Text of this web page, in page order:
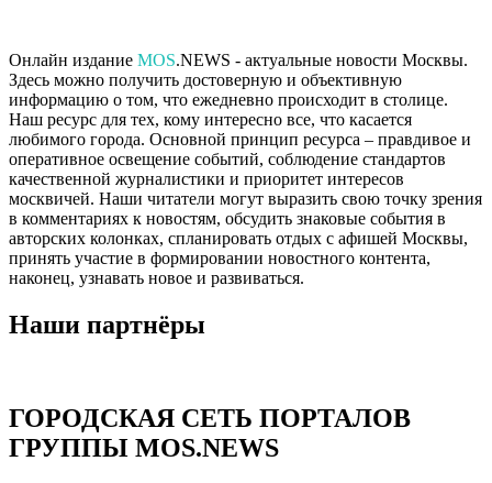
Онлайн издание MOS.NEWS - актуальные новости Москвы.
Здесь можно получить достоверную и объективную
информацию о том, что ежедневно происходит в столице.
Наш ресурс для тех, кому интересно все, что касается
любимого города. Основной принцип ресурса – правдивое и
оперативное освещение событий, соблюдение стандартов
качественной журналистики и приоритет интересов
москвичей. Наши читатели могут выразить свою точку зрения
в комментариях к новостям, обсудить знаковые события в
авторских колонках, спланировать отдых с афишей Москвы,
принять участие в формировании новостного контента,
наконец, узнавать новое и развиваться.
Наши партнёры
ГОРОДСКАЯ СЕТЬ ПОРТАЛОВ
ГРУППЫ MOS.NEWS